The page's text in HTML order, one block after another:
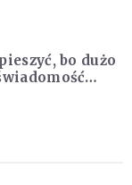
bo dużo